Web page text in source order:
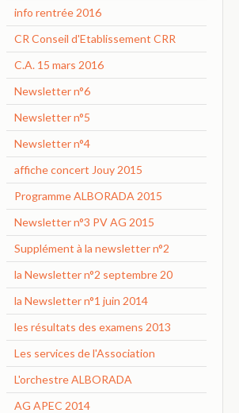
info rentrée 2016
CR Conseil d'Etablissement CRR
C.A. 15 mars 2016
Newsletter n°6
Newsletter n°5
Newsletter n°4
affiche concert Jouy 2015
Programme ALBORADA 2015
Newsletter n°3 PV AG 2015
Supplément à la newsletter n°2
la Newsletter n°2 septembre 20
la Newsletter n°1 juin 2014
les résultats des examens 2013
Les services de l'Association
L'orchestre ALBORADA
AG APEC 2014